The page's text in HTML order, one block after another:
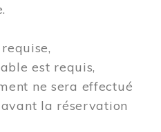
est requis,
ne sera effectué
la réservation